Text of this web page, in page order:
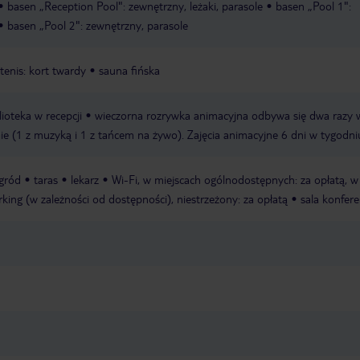
basen „Reception Pool": zewnętrzny, leżaki, parasole
basen „Pool 1":
basen „Pool 2": zewnętrzny, parasole
tenis: kort twardy sauna fińska
w recepcji
wieczorna rozrywka animacyjna odbywa się dwa razy
(1 z muzyką i 1 z tańcem na żywo). Zajęcia animacyjne 6 dni w
taras lekarz
Wi-Fi, w miejscach ogólnodostępnych: za opłatą, w
(w zależności od dostępności), niestrzeżony: za opłatą sala